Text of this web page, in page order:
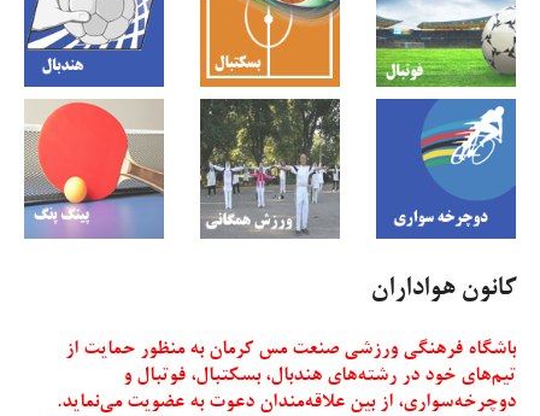
کانون هواداران
باشگاه فرهنگی ورزشی صنعت مس کرمان به منظور حمایت از
تیم‌های خود در رشته‌های هندبال، بسکتبال، فوتبال و
دوچرخه‌سواری، از بین علاقه‌مندان دعوت به عضویت می‌نماید.